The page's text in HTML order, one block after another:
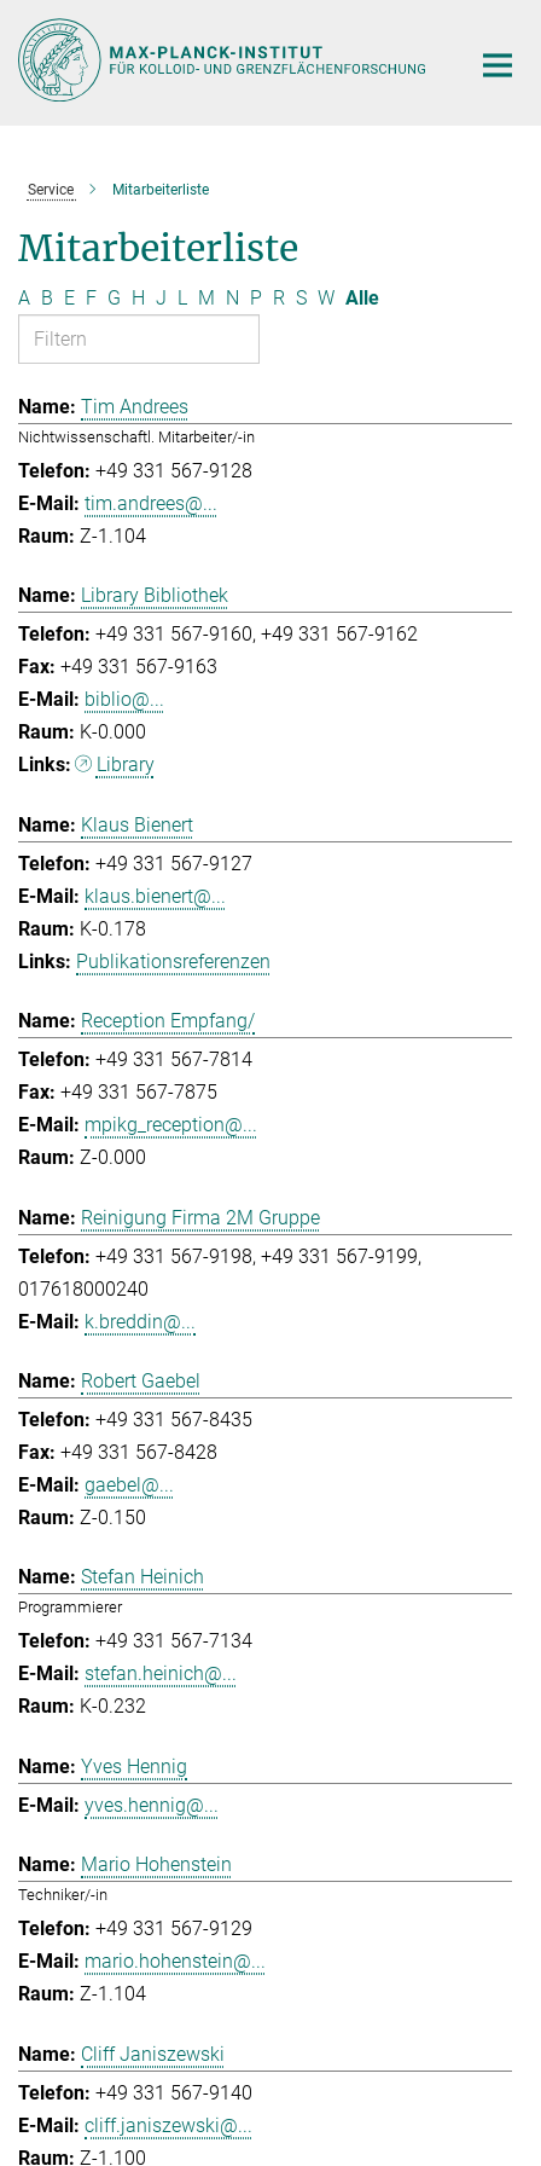
Hauptinhalt
Service Mitarbeiterliste
Mitarbeiterliste
A B E F G H J L M N P R S W Alle
Tim Andrees
Nichtwissenschaftl. Mitarbeiter/-in
+49 331 567-9128
tim.andrees@...
Z-1.104
Library Bibliothek
+49 331 567-9160 +49 331 567-9162
+49 331 567-9163
biblio@...
K-0.000
Library
Klaus Bienert
+49 331 567-9127
klaus.bienert@...
K-0.178
Publikationsreferenzen
Reception Empfang/
+49 331 567-7814
+49 331 567-7875
mpikg_reception@...
Z-0.000
Reinigung Firma 2M Gruppe
+49 331 567-9198 +49 331 567-9199
017618000240
k.breddin@...
Robert Gaebel
+49 331 567-8435
+49 331 567-8428
gaebel@...
Z-0.150
Stefan Heinich
Programmierer
+49 331 567-7134
stefan.heinich@...
K-0.232
Yves Hennig
yves.hennig@...
Mario Hohenstein
Techniker/-in
+49 331 567-9129
mario.hohenstein@...
Z-1.104
Cliff Janiszewski
+49 331 567-9140
cliff.janiszewski@...
Z-1.100